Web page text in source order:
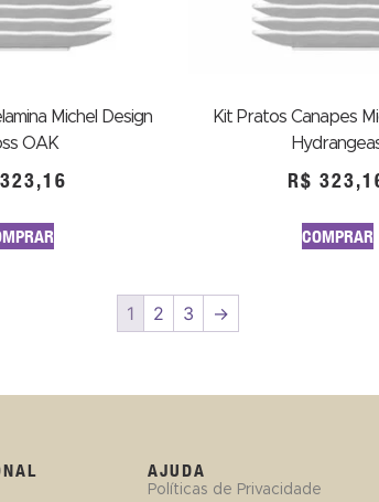
Michel Design
OAK
323,16
Kit Pratos Canapes
R$
COMPRAR
1 2 3 →
AJUDA
Políticas de Privacidade